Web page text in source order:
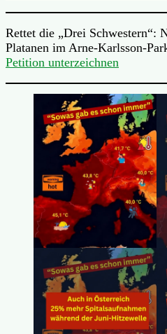
Rettet die „Drei Schwestern“:
Platanen im Arne-Karlsson-
Petition unterzeichnen